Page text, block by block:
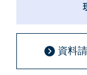
資料